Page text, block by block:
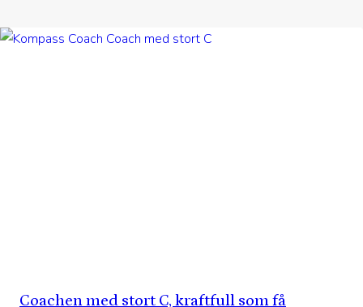
Coachen med stort C, kraftfull som få